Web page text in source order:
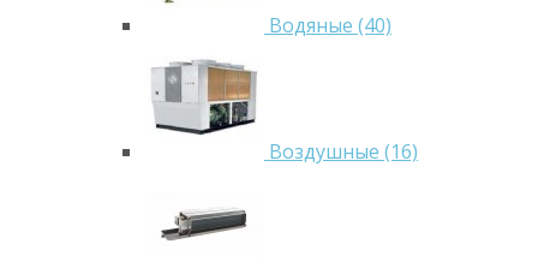
Водяные (40)
Воздушные (16)